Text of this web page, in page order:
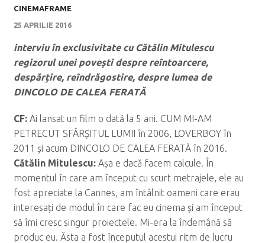
CINEMAFRAME
25 APRILIE 2016
interviu în exclusivitate cu Cătălin Mitulescu
regizorul unei povești despre reîntoarcere,
despărțire, reîndrăgostire, despre lumea de
DINCOLO DE CALEA FERATĂ
CF: Ai lansat un film o dată la 5 ani. CUM MI-AM
PETRECUT SFÂRȘITUL LUMII în 2006, LOVERBOY în
2011 și acum DINCOLO DE CALEA FERATĂ în 2016.
Cătălin Mitulescu:Așa e dacă facem calcule. În
momentul în care am început cu scurt metrajele, ele au
fost apreciate la Cannes, am întâlnit oameni care erau
interesați de modul în care fac eu cinema și am început
să îmi cresc singur proiectele. Mi-era la îndemână să
produc eu. Ăsta a fost începutul acestui ritm de lucru